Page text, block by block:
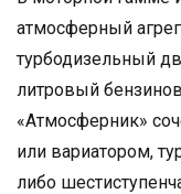
атмосферный
турбодизельный
литровый
«Атмосферник»
или вариатором,
либо